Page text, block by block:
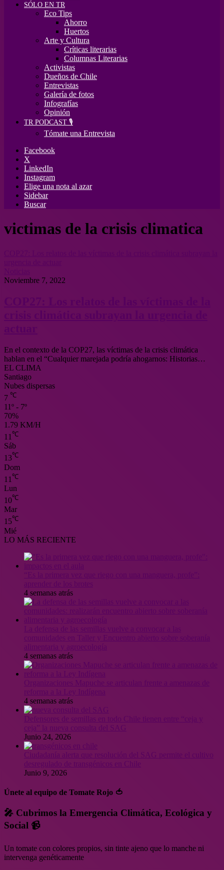
SÓLO EN TR
Eco Tips
Ahorro
Huertos
Arte y Cultura
Críticas literarias
Columnas Literarias
Activistas
Dueños de Chile
Entrevistas
Galería de fotos
Infografías
Opinión
TR PODCAST 🎙️
Tómate una Entrevista
Facebook
X
LinkedIn
Instagram
Elige una nota al azar
Sidebar
Buscar
victimas de la crisis climatica
Noviembre 7, 2022
En el contexto de la COP27, las víctimas de la crisis climática
hablan en el “Cualquier marejada podría ahogarnos: Historias…
EL CLIMA
Santiago
Nubes dispersas
7 ℃
11º - 7º
70%
1.79 KM/H
11 ℃
Sáb
13℃
Dom
11 ℃
Lun
10℃
Mar
15℃
Mié
LO MÁS RECIENTE
4 semanas atrás
4 semanas atrás
Organizaciones Mapuche se articulan frente a amenazas de
4 semanas atrás
Junio 24, 2026
Ciudadanía alerta que resolución del SAG permite el cultivo
desregulado de transgénicos en Chile
Junio 9, 2026
Únete al equipo de Tomate Rojo 🍅
🎤 Cubrimos la Emergencia Climática, Ecológica y
Social 📹
Un tomate con colores propios, sin tinte ajeno que lo manche ni
intervenga genéticamente